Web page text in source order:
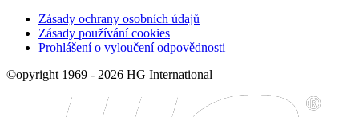
Zásady ochrany osobních údajů
Zásady používání cookies
Prohlášení o vyloučení odpovědnosti
©opyright 1969 - 2026 HG International